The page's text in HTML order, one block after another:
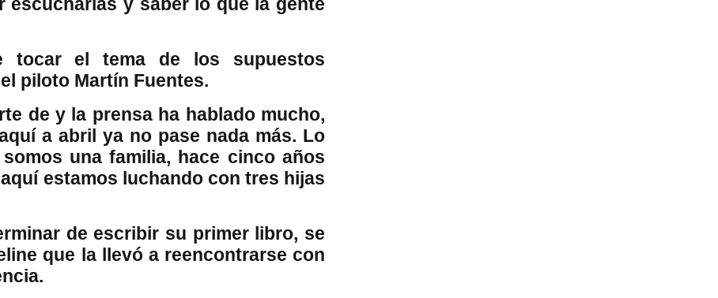
escucharlas y saber lo que la gente
tocar el tema de los supuestos
piloto Martín Fuentes.
de y la prensa ha hablado mucho,
a abril ya no pase nada más. Lo
una familia, hace cinco años
estamos luchando con tres hijas
de escribir su primer libro, se
que la llevó a reencontrarse con